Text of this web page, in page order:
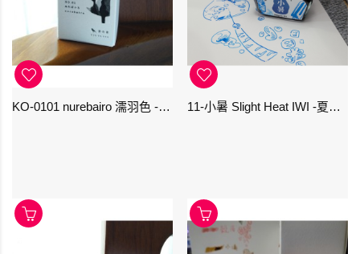
KO-0101 nurebairo 濡羽色 -日本名牌京の音樽裝鋼筆墨水40ml 4573356130012 11-小暑 Slight Heat IWI -夏季-24節氣色澤鋼筆墨水